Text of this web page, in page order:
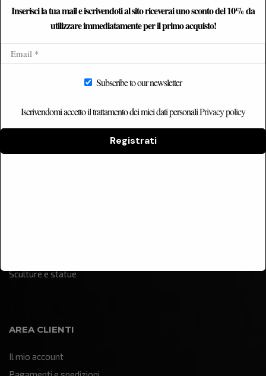
ETNICHOME
Catalogo
Contatti
Sculture e statue
AREA CLIENTI
Il mio account
Inserisci la tua mail e iscrivendoti al sito riceverai uno sconto del 10% da
utilizzare immediatamente per il primo acquisto!
Subscribe to our newsletter
Iscrivendomi accetto il trattamento dei miei dati personaliPrivacy policy
Registrati